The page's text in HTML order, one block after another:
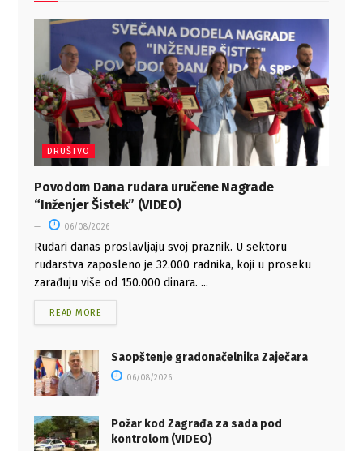
DRUŠTVO
Povodom Dana rudara uručene Nagrade
“Inženjer Šistek” (VIDEO)
06/08/2026
Rudari danas proslavljaju svoj praznik. U sektoru
rudarstva zaposleno je 32.000 radnika, koji u proseku
zarađuju više od 150.000 dinara. ...
READ MORE
Saopštenje gradonačelnika Zaječara
06/08/2026
Požar kod Zagrađa za sada pod
kontrolom (VIDEO)